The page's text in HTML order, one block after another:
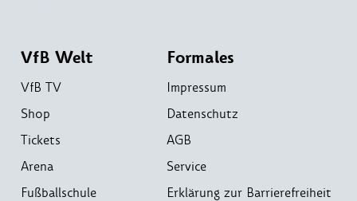
VfB Welt
VfB TV
Shop
Tickets
Arena
Fußballschule
Formales
Impressum
Datenschutz
AGB
Service
Erklärung zur Barrierefreiheit